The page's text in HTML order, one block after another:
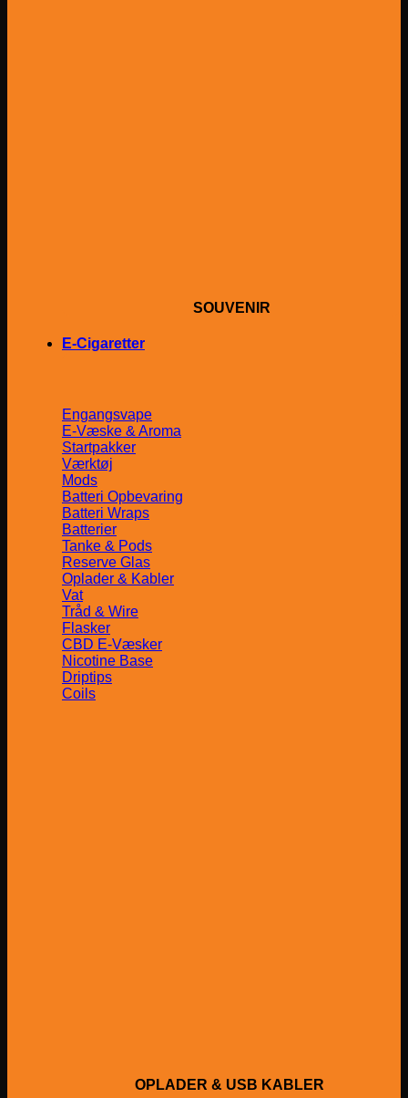
SOUVENIR
E-Cigaretter
Engangsvape
E-Væske & Aroma
Startpakker
Værktøj
Mods
Batteri Opbevaring
Batteri Wraps
Batterier
Tanke & Pods
Reserve Glas
Oplader & Kabler
Vat
Tråd & Wire
Flasker
CBD E-Væsker
Nicotine Base
Driptips
Coils
OPLADER & USB KABLER